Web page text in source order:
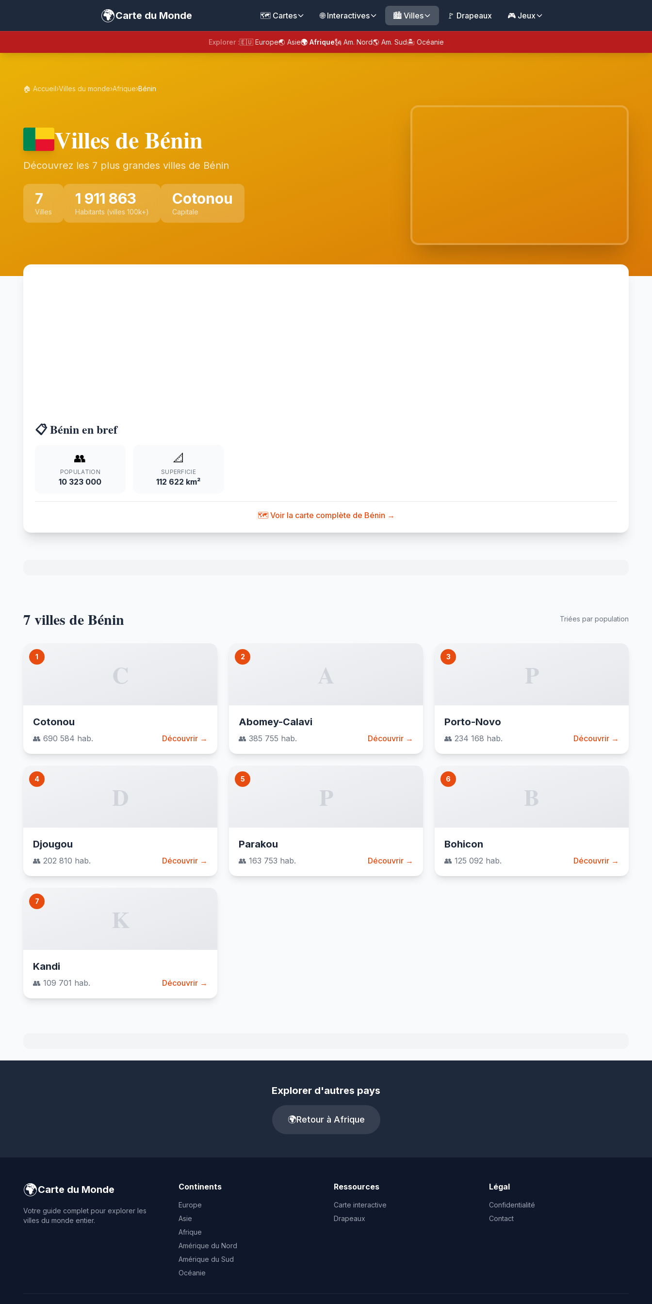
🌍Carte du Monde 🗺️ Cartes 🌐 Interactives 🏙️ Villes 🚩 Drapeaux 🎮 Jeux
Explorer :🇪🇺 Europe🌏 Asie🌍 Afrique🗽 Am. Nord🌎 Am. Sud🏝️ Océanie
🏠 Accueil›Villes du monde›Afrique›Bénin
Villes de Bénin
Découvrez les 7 plus grandes villes de Bénin
7
Villes
1 911 863
Habitants (villes 100k+)
Cotonou
Capitale
📋 Bénin en bref
👥
POPULATION
10 323 000
📐
SUPERFICIE
112 622 km²
🗺️ Voir la carte complète de Bénin →
7 villes de Bénin Triées par population
1
C
Cotonou
👥 690 584 hab. Découvrir →
2
A
Abomey-Calavi
👥 385 755 hab. Découvrir →
3
P
Porto-Novo
👥 234 168 hab. Découvrir →
4
D
Djougou
👥 202 810 hab. Découvrir →
5
P
Parakou
👥 163 753 hab. Découvrir →
6
B
Bohicon
👥 125 092 hab. Découvrir →
7
K
Kandi
👥 109 701 hab. Découvrir →
Explorer d'autres pays
🌍Retour à Afrique
🌍Carte du Monde
Votre guide complet pour explorer les
villes du monde entier.
Continents
Europe
Asie
Afrique
Amérique du Nord
Amérique du Sud
Océanie
Ressources
Carte interactive
Drapeaux
Légal
Confidentialité
Contact